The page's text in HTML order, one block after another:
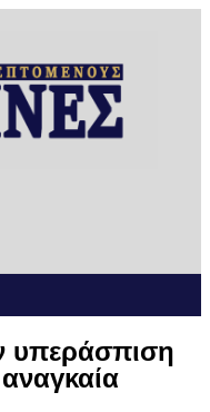
υπεράσπιση